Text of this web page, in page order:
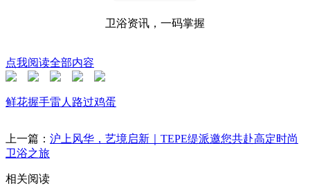
卫浴资讯，一码掌握
点我阅读全部内容
鲜花握手雷人路过鸡蛋
上一篇： 沪上风华，艺境启新｜TEPE缇派邀您共赴高定时尚
卫浴之旅
相关阅读